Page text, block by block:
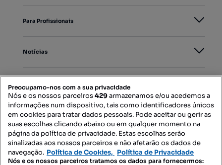
Para Profissionais
Notícias
Mapa do Site
Contacte-nos
Preocupamo-nos com a sua privacidade
Nós e os nossos parceiros429armazenamos e/ou acedemos a
informações num dispositivo, tais como identificadores únicos
em cookies para tratar dados pessoais. Pode aceitar ou gerir as
suas escolhas clicando abaixo ou em qualquer momento na
página da política de privacidade. Estas escolhas serão
sinalizadas aos nossos parceiros e não afetarão os dados de
navegação. Política de Cookies, Política de Privacidade
Nós e os nossos parceiros tratamos os dados para fornecermos: